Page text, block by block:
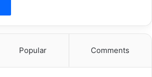
Popular Comments